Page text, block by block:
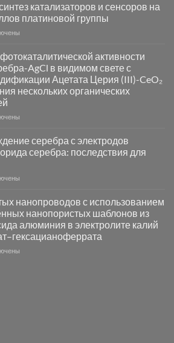
катализаторов и сенсоров на
платиновой группы
активности
AgCl в видимом свете с
Ацетата Церия (III)-CeO₂
нескольких органических
серебра с электродов
серебра: последствия для
нанопроводов с использованием
нанопористых шаблонов из
алюминия в электролите калий